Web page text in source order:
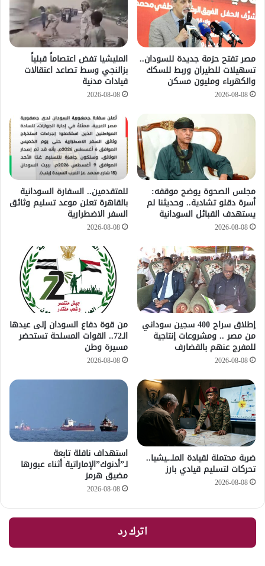
مصر تفتح حزمة جديدة للسودان..
تسهيلات للطيران وربط للسكك
والكهرباء ومليون مسكن
2026-08-08
المليشيا تفض اعتصاماً قبلياً
بزالنجي وسط تصاعد اعتقالات
قيادات مدنية
2026-08-08
مجلس الصحوة يوضح موقفه:
أسرة دقلو تشادية.. وحديثنا لم
يستهدف القبائل السودانية
2026-08-08
للمتقدمين.. السفارة السودانية
بالقاهرة تعلن موعد تسليم وثائق
السفر الاضطرارية
2026-08-08
إطلاق سراح 400 سجين سوداني
من مصر .. ومشروعات إنتاجية
للمفرج عنهم بالقضارف
2026-08-08
من قوة دفاع السودان إلى عيدها
الـ72.. القوات المسلحة تستحضر
مسيرة وطن
2026-08-08
ضربة محتملة لقيادة الملـ.ـيشيا..
تحركات لتسليم قيادي بارز
2026-08-08
استهداف ناقلة تابعة
لـ”أدنوك”الإماراتية أثناء عبورها
مضيق هرمز
2026-08-08
اترك رد